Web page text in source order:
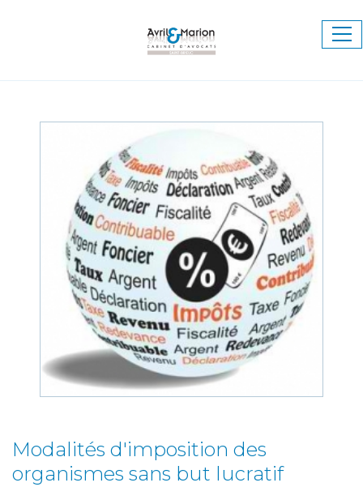
Modalités d'imposition des
organismes sans but lucratif